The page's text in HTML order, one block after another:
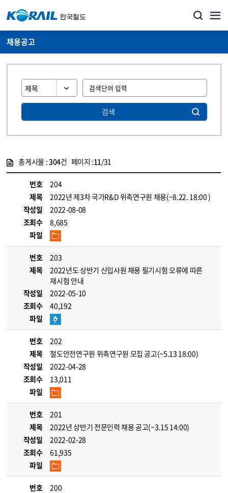
채용공고
검색
총게시물 :304건 페이지 :11/31
번호
204
제목
2022년 제3차 국가R&D 위촉연구원 채용(~8.22. 18:00 )
작성일
2022-08-08
조회수
8,685
파일
번호
203
제목
2022년도 상반기 신입사원 채용 필기시험 오류에 따른
재시험 안내
작성일
2022-05-10
조회수
40,192
파일
번호
202
제목
철도안전연구원 위촉연구원 모집 공고(~5.13 18:00)
작성일
2022-04-28
조회수
13,011
파일
번호
201
제목
2022년 상반기 전문인력 채용 공고(~3.15 14:00)
작성일
2022-02-28
조회수
61,935
파일
번호
200